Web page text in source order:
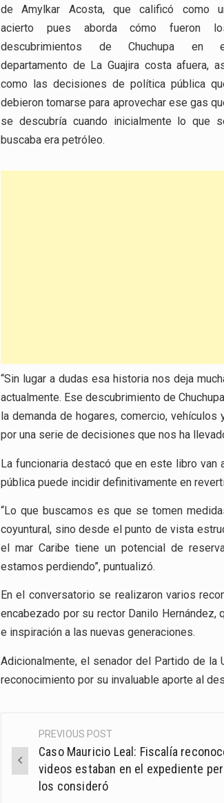
de Amylkar Acosta, que calificó como
acierto pues aborda cómo fueron
descubrimientos de Chuchupa en
departamento de La Guajira costa afuera,
como las decisiones de política pública
debieron tomarse para aprovechar ese gas
se descubría cuando inicialmente lo que
buscaba era petróleo.
“Sin lugar a dudas esa historia nos deja
actualmente. Ese descubrimiento de
la demanda de hogares, comercio,
por una serie de decisiones que nos ha
La funcionaria destacó que en este libro
pública puede incidir definitivamente en
“Lo que buscamos es que se tomen
coyuntural, sino desde el punto de vista
el mar Caribe tiene un potencial de
estamos perdiendo”, puntualizó.
En el conversatorio se realizaron varios
encabezado por su rector Danilo
e inspiración a las nuevas generaciones.
Adicionalmente, el senador del Partido de
reconocimiento por su invaluable aporte al
Post
navigation
PREVIOUS POST
Caso Mauricio Leal: Fiscalía
videos estaban en el expediente
los consideró